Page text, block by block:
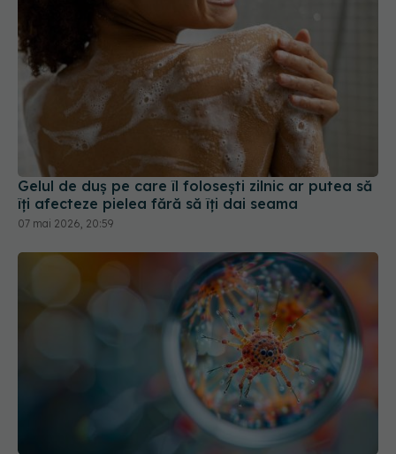
Gelul de duș pe care îl folosești zilnic ar putea să
îți afecteze pielea fără să îți dai seama
07 mai 2026, 20:59
Demodex: ce este, pe cine infestează, cum